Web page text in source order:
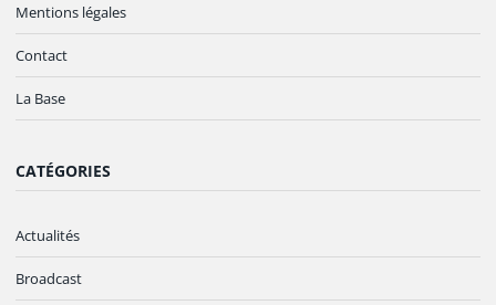
Mentions légales
Contact
La Base
CATÉGORIES
Actualités
Broadcast